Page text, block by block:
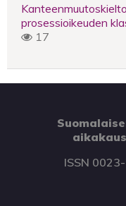
prosessioikeuden
17
ISSN